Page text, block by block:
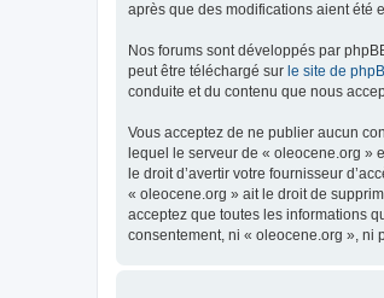
après que des modifications aient été
Nos forums sont développés par
peut être téléchargé sur le site de
conduite et du contenu que nous
Vous acceptez de ne publier aucun
lequel le serveur de « oleocene.org »
le droit d’avertir votre fournisseur
« oleocene.org » ait le droit de
acceptez que toutes les informations
consentement, ni « oleocene.org », ni